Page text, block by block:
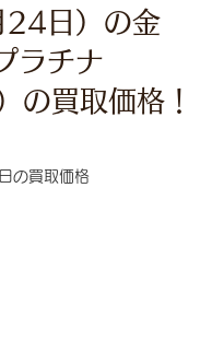
の買取価格
24日）の金
ラチナ
の買取価格！